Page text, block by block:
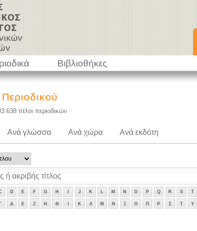
Βιβλιοθήκες
τίτλοι περιοδικών
Ανά γλώσσα Ανά χώρα Ανά εκδότη
D E F G H J K L M N O P Q R S T
Γ Δ Ε Ζ Η Θ Κ Λ Μ Ν Ξ Ο Π Ρ Σ Τ Υ